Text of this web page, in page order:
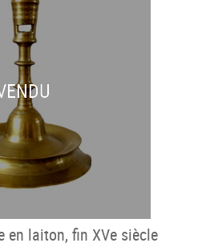
en laiton, fin XVe siècle